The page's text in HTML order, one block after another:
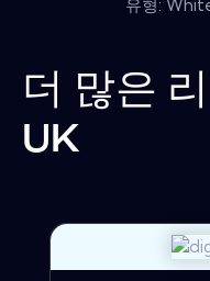
유형:
더 많은
UK